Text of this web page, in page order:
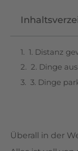
1. Distanz
2. Dinge
3. Dinge
Überall in der